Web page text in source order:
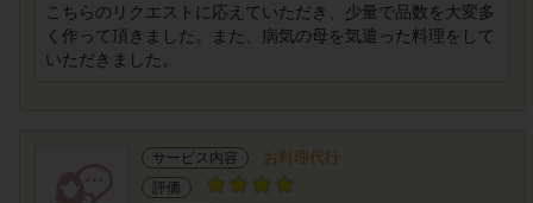
こちらのリクエストに応えていただき、少量で品数を大変多
く作って頂きました。また、病気の母を気遣った料理をして
いただきました。
サービス内容 お料理代行
評価